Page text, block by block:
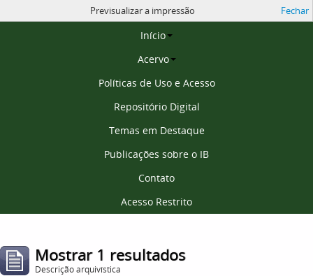
Página inicial
Início
Acervo
Políticas de Uso e Acesso
Repositório Digital
Temas em Destaque
Publicações sobre o IB
Contato
Acesso Restrito
Previsualizar a impressão Fechar
Mostrar 1 resultados
Descrição arquivística